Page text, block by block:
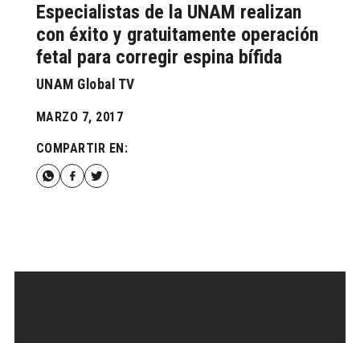
Especialistas de la UNAM realizan
con éxito y gratuitamente operación
fetal para corregir espina bífida
UNAM Global TV
MARZO 7, 2017
COMPARTIR EN: